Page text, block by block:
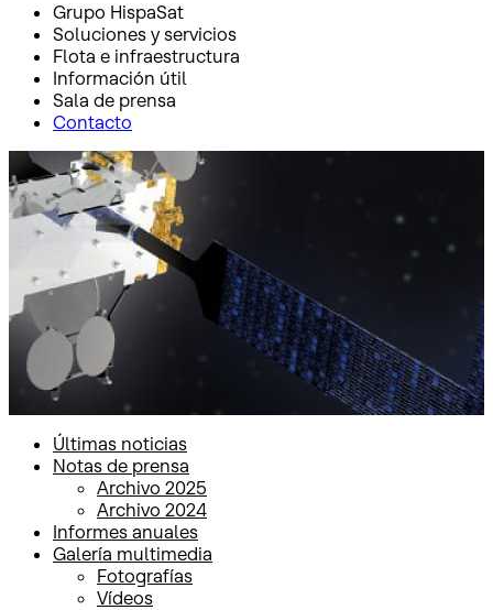
Grupo HispaSat
Soluciones y servicios
Flota e infraestructura
Información útil
Sala de prensa
Contacto
Inicio Sala de prensa
Notas de prensa
Últimas noticias
Notas de prensa
Archivo 2025
Archivo 2024
Informes anuales
Galería multimedia
Fotografías
Vídeos